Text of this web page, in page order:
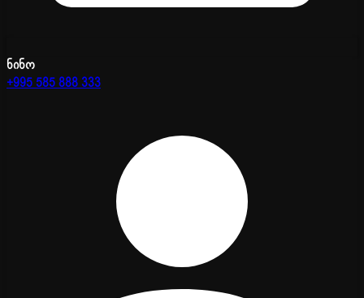
ნინო
+995 585 888 333